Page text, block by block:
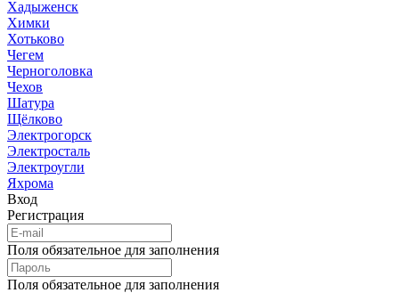
Хадыженск
Химки
Хотьково
Чегем
Черноголовка
Чехов
Шатура
Щёлково
Электрогорск
Электросталь
Электроугли
Яхрома
Вход
Регистрация
Поля обязательное для заполнения
Поля обязательное для заполнения